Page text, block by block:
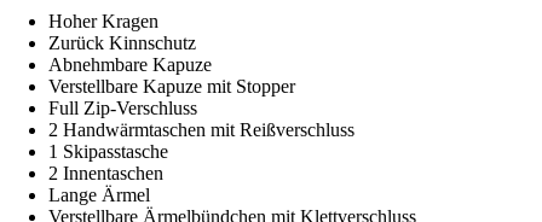
Hoher Kragen
Zurück Kinnschutz
Abnehmbare Kapuze
Verstellbare Kapuze mit Stopper
Full Zip-Verschluss
2 Handwärmtaschen mit Reißverschluss
1 Skipasstasche
2 Innentaschen
Lange Ärmel
Verstellbare Ärmelbündchen mit Klettverschluss